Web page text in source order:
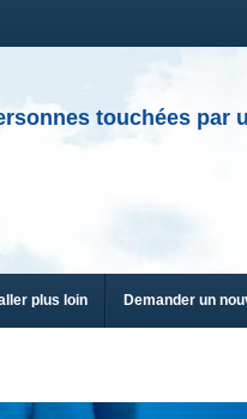
touchées par
plus loin Demander un